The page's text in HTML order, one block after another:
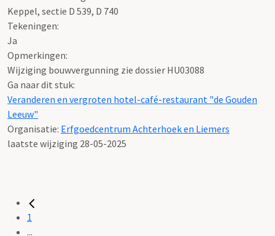
Keppel, sectie D 539, D 740
Tekeningen:
Ja
Opmerkingen:
Wijziging bouwvergunning zie dossier HU03088
Ga naar dit stuk:
Veranderen en vergroten hotel-café-restaurant "de Gouden
Leeuw"
Organisatie: Erfgoedcentrum Achterhoek en Liemers
laatste wijziging 28-05-2025
1
...